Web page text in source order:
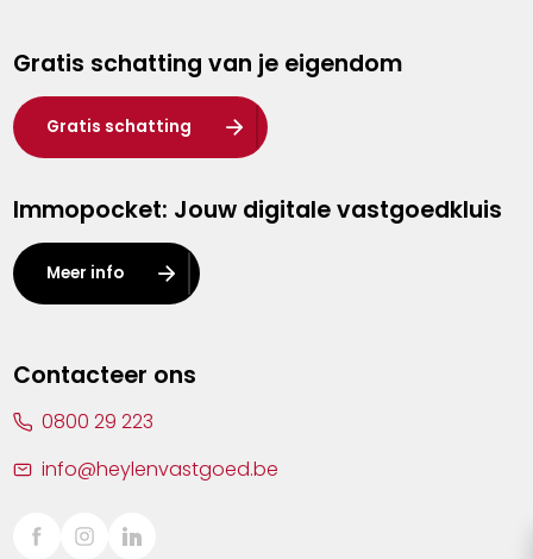
Hasselt
Heist-op-den-Berg
Herentals
Kalmthout
Leuven
Lier
Sint-Truiden
Gratis schatting van je eigendom
Gratis schatting
Immopocket: Jouw digitale vastgoedkluis
Meer info
Contacteer ons
0800 29 223
info@heylenvastgoed.be